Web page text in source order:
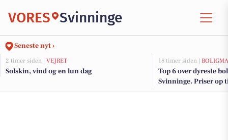
VORES Svinninge
Seneste nyt ›
2 timer siden | VEJRET
Solskin, vind og en lun dag
18 timer siden |
Top 6 over dyreste
Svinninge. Priser op